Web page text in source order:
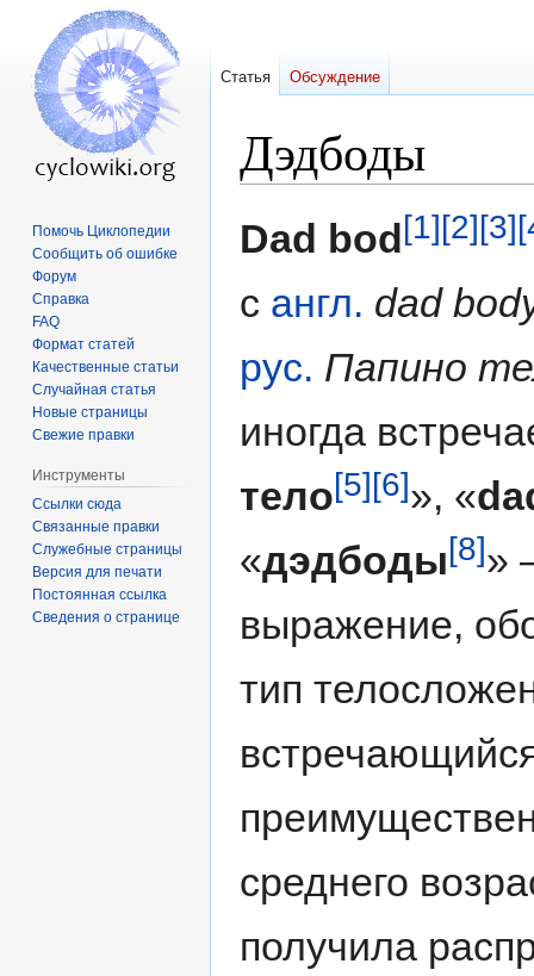
Дэдбоды
Dad bod[1][2][3]
с англ. dad
рус. Папино
иногда
тело[5][6]», «
«дэдбоды[8]»
выражение,
тип
среднего
получила
Статья Обсуждение
Помочь Циклопедии
Сообщить об ошибке
Форум
Справка
FAQ
Формат статей
Качественные статьи
Случайная статья
Новые страницы
Свежие правки
Инструменты
Ссылки сюда
Связанные правки
Служебные страницы
Версия для печати
Постоянная ссылка
Сведения о странице